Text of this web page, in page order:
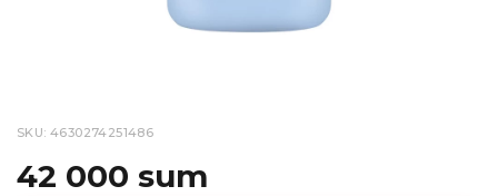
SKU: 4630274251486
42 000 sum